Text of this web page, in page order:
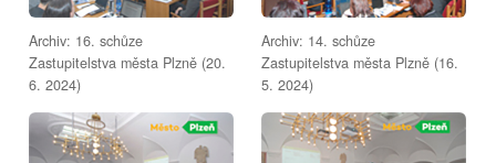
Archiv: 16. schůze
Zastupitelstva města Plzně (20.
6. 2024)
Archiv: 14. schůze
Zastupitelstva města Plzně (16.
5. 2024)